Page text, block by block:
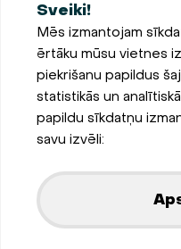
Sveiki!
Mēs izmantojam
ērtāku mūsu vietnes
piekrišanu papildus
statistikās un
papildu sīkdatņu
savu izvēli:
LV-
Sīkdatņu